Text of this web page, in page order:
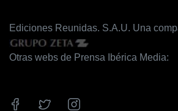
Ediciones Reunidas. S.A.U. Una
Otras webs de Prensa Ibérica Media: